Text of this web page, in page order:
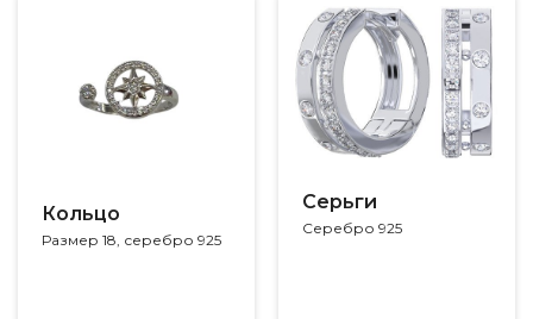
Кольцо
Размер 18, серебро 925
Серьги
Серебро 925